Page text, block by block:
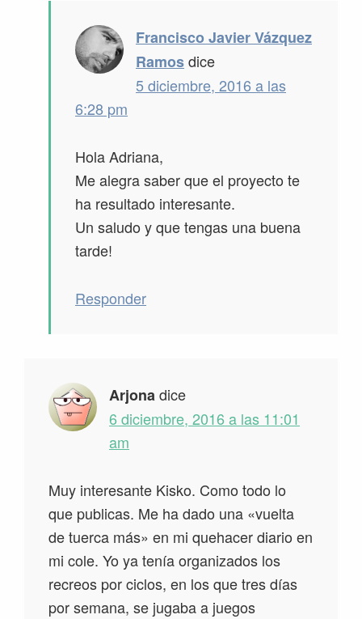
Francisco Javier Vázquez
Ramosdice
5 diciembre, 2016 a las
6:28 pm
Hola Adriana,
Me alegra saber que el proyecto te
ha resultado interesante.
Un saludo y que tengas una buena
tarde!
Responder
Arjonadice
6 diciembre, 2016 a las 11:01
am
Muy interesante Kisko. Como todo lo
que publicas. Me ha dado una «vuelta
de tuerca más» en mi quehacer diario en
mi cole. Yo ya tenía organizados los
recreos por ciclos, en los que tres días
por semana, se jugaba a juegos